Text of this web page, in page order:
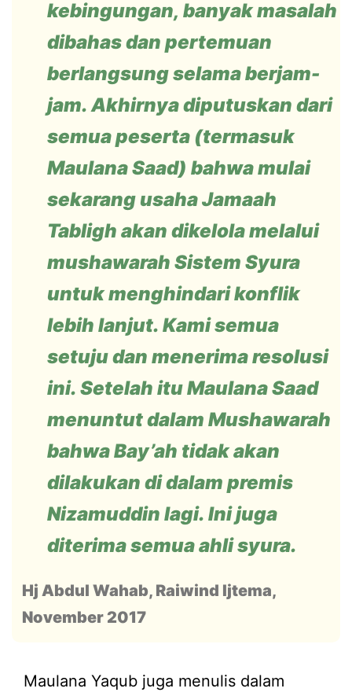
kebingungan, banyak masalah
dibahas dan pertemuan
berlangsung selama berjam-
jam. Akhirnya diputuskan dari
semua peserta (termasuk
Maulana Saad) bahwa mulai
sekarang usaha Jamaah
Tabligh akan dikelola melalui
mushawarah Sistem Syura
untuk menghindari konflik
lebih lanjut. Kami semua
setuju dan menerima resolusi
ini. Setelah itu Maulana Saad
menuntut dalam Mushawarah
bahwa Bay’ah tidak akan
dilakukan di dalam premis
Nizamuddin lagi. Ini juga
diterima semua ahli syura.
Hj Abdul Wahab, Raiwind Ijtema,
November 2017
Maulana Yaqub juga menulis dalam